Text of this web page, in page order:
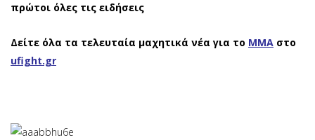
πρώτοι όλες τις ειδήσεις
Δείτε όλα τα τελευταία μαχητικά νέα για το ΜΜΑ στο
ufight.gr